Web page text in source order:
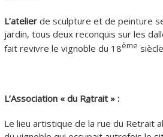
L’atelierde sculpture et de peinture
jardin, tous deux reconquis sur les
fait revivre le vignoble du 18ème
L’Association « du Ratrait » :
Le lieu artistique de la rue du Retrait